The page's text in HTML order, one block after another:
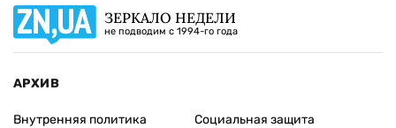
ЗЕРКАЛО НЕДЕЛИ
не подводим с 1994-го года
АРХИВ
Внутренняя политика
Социальная защита